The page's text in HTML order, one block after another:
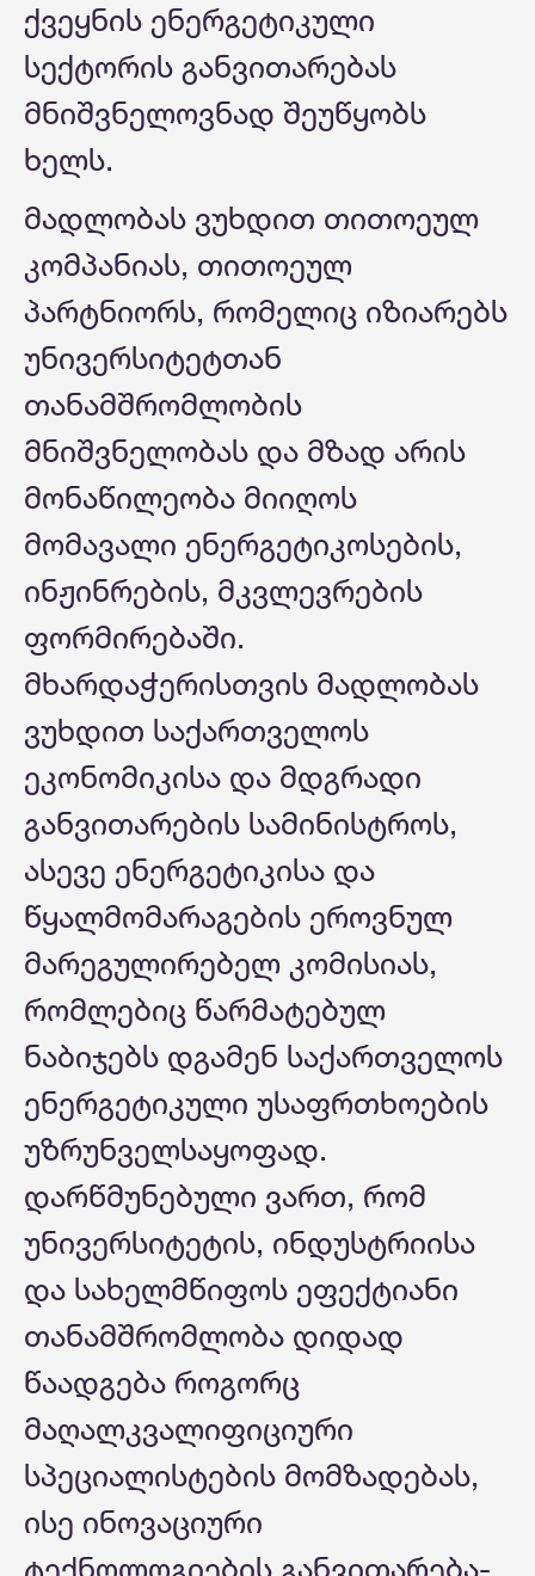
ქვეყნის ენერგეტიკული
სექტორის განვითარებას
მნიშვნელოვნად შეუწყობს
ხელს.
მადლობას ვუხდით თითოეულ
კომპანიას, თითოეულ
პარტნიორს, რომელიც იზიარებს
უნივერსიტეტთან
თანამშრომლობის
მნიშვნელობას და მზად არის
მონაწილეობა მიიღოს
მომავალი ენერგეტიკოსების,
ინჟინრების, მკვლევრების
ფორმირებაში.
მხარდაჭერისთვის მადლობას
ვუხდით საქართველოს
ეკონომიკისა და მდგრადი
განვითარების სამინისტროს,
ასევე ენერგეტიკისა და
წყალმომარაგების ეროვნულ
მარეგულირებელ კომისიას,
რომლებიც წარმატებულ
ნაბიჯებს დგამენ საქართველოს
ენერგეტიკული უსაფრთხოების
უზრუნველსაყოფად.
დარწმუნებული ვართ, რომ
უნივერსიტეტის, ინდუსტრიისა
და სახელმწიფოს ეფექტიანი
თანამშრომლობა დიდად
წაადგება როგორც
მაღალკვალიფიციური
სპეციალისტების მომზადებას,
ისე ინოვაციური
ტექნოლოგიების განვითარება-